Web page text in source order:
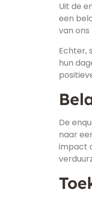
Uit de
een
van
Echter,
hun
De
naar
impact